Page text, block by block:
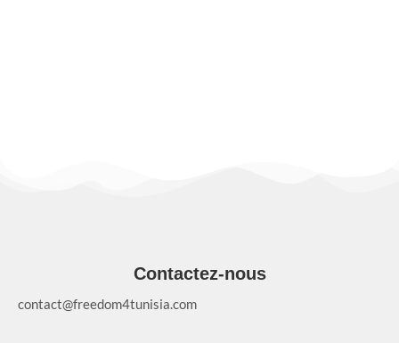
Contactez-nous
contact@freedom4tunisia.com